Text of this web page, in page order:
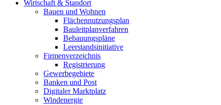
Wirtschaft & Standort
Bauen und Wohnen
Flächennutzungsplan
Bauleitplanverfahren
Bebauungspläne
Leerstandsinitiative
Firmenverzeichnis
Registrierung
Gewerbegebiete
Banken und Post
Digitaler Marktplatz
Windenergie